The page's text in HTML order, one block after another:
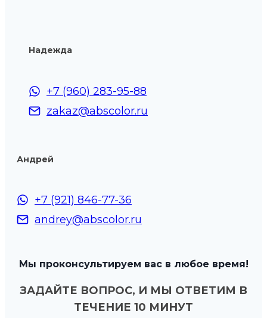
Надежда
+7 (960) 283-95-88
zakaz@abscolor.ru
Андрей
+7 (921) 846-77-36
andrey@abscolor.ru
Мы проконсультируем вас в любое время!
ЗАДАЙТЕ ВОПРОС, И МЫ ОТВЕТИМ В
ТЕЧЕНИЕ 10 МИНУТ